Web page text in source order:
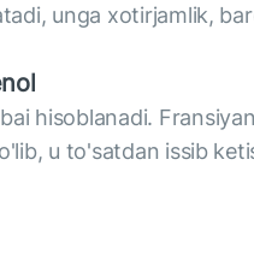
unga xotirjamlik,
hisoblanadi.
u to'satdan issib